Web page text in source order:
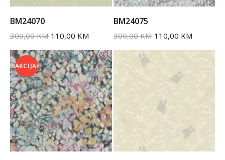
BM24070
300,00KM 110,00 KM
BM24075
300,00KM 110,00 KM
AKCIJA!